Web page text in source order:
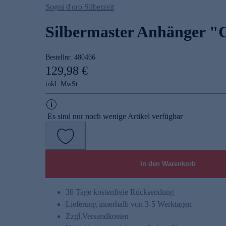
Sogni d'oro Silberzeit
Silbermaster Anhänger
Bestellnr. 480466
129,98 €
inkl. MwSt.
Es sind nur noch wenige Artikel verfügbar
In den Warenkorb
30 Tage kostenfreie Rücksendung
Lieferung innerhalb von 3-5 Werktagen
Zzgl.Versandkosten